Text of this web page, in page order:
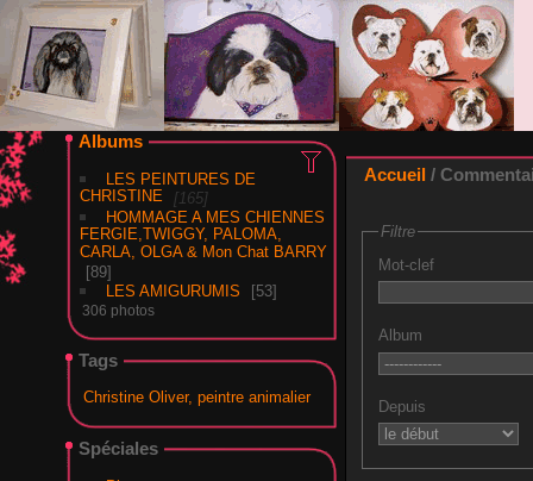
Warning: Undefined array key "section" in/home/peintures-oliver.com/
Albums
LES PEINTURES DE
CHRISTINE
165
HOMMAGE A MES CHIENNES
FERGIE,TWIGGY, PALOMA,
CARLA, OLGA & Mon Chat BARRY
89
LES AMIGURUMIS
53
306 photos
Tags
Christine Oliver, peintre animalier
Spéciales
Accueil /
Filtre
Mot-clef
Album
Depuis